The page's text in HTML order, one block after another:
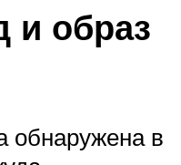
и образ
обнаружена в